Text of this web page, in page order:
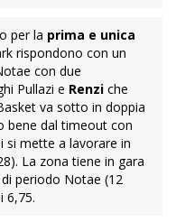
per la prima e unica
rispondono con un
con due
Pullazi e Renzi che
va sotto in doppia
bene dal timeout con
si mette a lavorare in
La zona tiene in gara
periodo Notae (12
6,75.